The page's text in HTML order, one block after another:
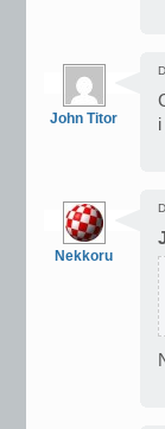
John Titor
Nekkoru